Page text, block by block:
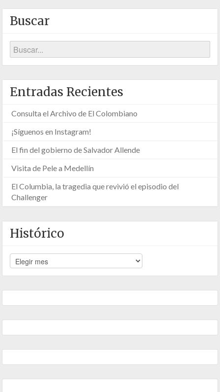
Buscar
Entradas Recientes
Consulta el Archivo de El Colombiano
¡Síguenos en Instagram!
El fin del gobierno de Salvador Allende
Visita de Pele a Medellín
El Columbia, la tragedia que revivió el episodio del
Challenger
Histórico